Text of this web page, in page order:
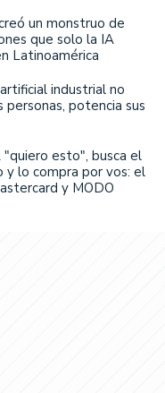
un monstruo de
que solo la IA
Latinoamérica
industrial no
personas, potencia sus
"quiero esto", busca el
y lo compra por vos: el
y MODO